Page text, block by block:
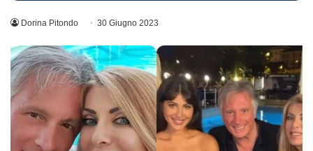
Dorina Pitondo 30 Giugno 2023